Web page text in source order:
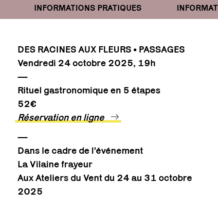
INFORMATIONS PRATIQUES
DES RACINES AUX FLEURS • PASSAGES
Vendredi 24 octobre 2025, 19h
—
Rituel gastronomique en 5 étapes
52€
Réservation en ligne
—
Dans le cadre de l’événement
La Vilaine frayeur
Aux Ateliers du Vent du 24 au 31 octobre
2025